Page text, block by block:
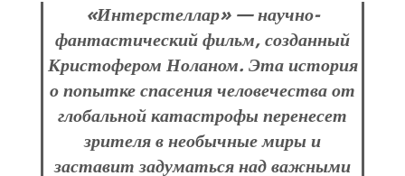
«Интерстеллар» — научно-
фантастический фильм, созданный
Кристофером Ноланом. Эта история
о попытке спасения человечества от
глобальной катастрофы перенесет
зрителя в необычные миры и
заставит задуматься над важными